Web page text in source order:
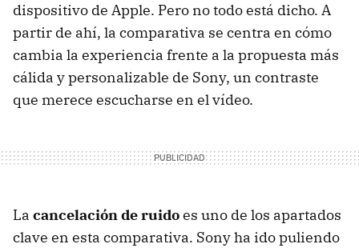
dispositivo de Apple. Pero no todo está dicho. A
partir de ahí, la comparativa se centra en cómo
cambia la experiencia frente a la propuesta más
cálida y personalizable de Sony, un contraste
que merece escucharse en el vídeo.
La cancelación de ruidoes uno de los apartados
clave en esta comparativa. Sony ha ido puliendo